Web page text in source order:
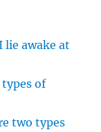
lie awake at
of
two types